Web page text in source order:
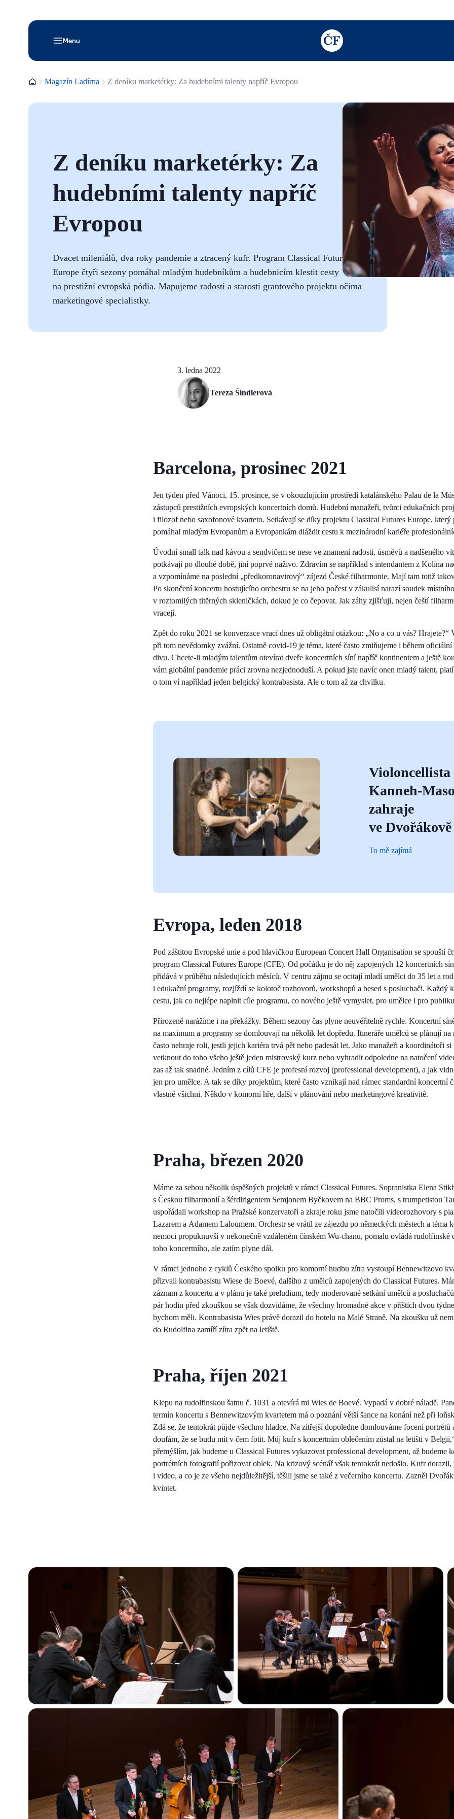
Menu
TODO: Add description for reader
Domovská stránka
Magazín Ladírna Z deníku marketérky: Za hudebními talenty napříč Evropou
Z deníku marketérky: Za
hudebními talenty napříč
Evropou
Dvacet mileniálů, dva roky pandemie a ztracený kufr. Program Classical Futures
Europe čtyři sezony pomáhal mladým hudebníkům a hudebnicím klestit cesty
na prestižní evropská pódia. Mapujeme radosti a starosti grantového projektu očima
marketingové specialistky.
3. ledna 2022
Tereza Šindlerová
Barcelona, prosinec 2021
Jen týden před Vánoci, 15. prosince, se v okouzlujícím prostředí katalánského Palau de la
zástupců prestižních evropských koncertních domů. Hudební manažeři, tvůrci edukačních
i filozof nebo saxofonové kvarteto. Setkávají se díky projektu Classical Futures Europe,
pomáhal mladým Evropanům a Evropankám dláždit cestu k mezinárodní kariéře
Úvodní small talk nad kávou a sendvičem se nese ve znamení radosti, úsměvů a nadšeného
potkávají po dlouhé době, jiní poprvé naživo. Zdravím se například s intendantem z Kolína
a vzpomínáme na poslední „předkoronavirový“ zájezd České filharmonie. Mají tam totiž
Po skončení koncertu hostujícího orchestru se na jeho počest v zákulisí narazí soudek
v roztomilých titěrných skleničkách, dokud je co čepovat. Jak záhy zjišťuji, nejen čeští
vracejí.
Zpět do roku 2021 se konverzace vrací dnes už obligátní otázkou: „No a co u vás? Hrajete?“
při tom nevědomky zvážní. Ostatně covid-19 je téma, které často zmiňujeme i během
divu. Chcete-li mladým talentům otevírat dveře koncertních síní napříč kontinentem a ještě
vám globální pandemie práci zrovna nezjednoduší. A pokud jste navíc onen mladý talent,
o tom ví například jeden belgický kontrabasista. Ale o tom až za chvilku.
Violoncellista
Kanneh-
zahraje
ve
To mě zajímá
Evropa, leden 2018
Pod záštitou Evropské unie a pod hlavičkou European Concert Hall Organisation se spouští
program Classical Futures Europe (CFE). Od počátku je do něj zapojených 12 koncertních
přidává v průběhu následujících měsíců. V centru zájmu se ocitají mladí umělci do 35 let a
i edukační programy, rozjíždí se kolotoč rozhovorů, workshopů a besed s posluchači. Každý
cestu, jak co nejlépe naplnit cíle programu, co nového ještě vymyslet, pro umělce i pro
Přirozeně narážíme i na překážky. Během sezony čas plyne neuvěřitelně rychle. Koncertní
na maximum a programy se domlouvají na několik let dopředu. Itineráře umělců se plánují
často nehraje roli, jestli jejich kariéra trvá pět nebo padesát let. Jako manažeři a koordinátoři
vetknout do toho všeho ještě jeden mistrovský kurz nebo vyhradit odpoledne na natočení
zas až tak snadné. Jedním z cílů CFE je profesní rozvoj (professional development), a jak
jen pro umělce. A tak se díky projektům, které často vznikají nad rámec standardní koncertní
vlastně všichni. Někdo v komorní hře, další v plánování nebo marketingové kreativitě.
Praha, březen 2020
Máme za sebou několik úspěšných projektů v rámci Classical Futures. Sopranistka Elena
s Českou filharmonií a šéfdirigentem Semjonem Byčkovem na BBC Proms, s trumpetistou
uspořádali workshop na Pražské konzervatoři a zkraje roku jsme natočili videorozhovory s
Lazarem a Adamem Laloumem. Orchestr se vrátil ze zájezdu po německých městech a téma
nemoci propuknuvší v nekonečně vzdáleném čínském Wu-chanu, pomalu ovládá rudolfinské
toho koncertního, ale zatím plyne dál.
V rámci jednoho z cyklů Českého spolku pro komorní hudbu zítra vystoupí Bennewitzovo
přizvali kontrabasistu Wiese de Boevé, dalšího z umělců zapojených do Classical Futures.
záznam z koncertu a v plánu je také preludium, tedy moderované setkání umělců a
pár hodin před zkouškou se však dozvídáme, že všechny hromadné akce v příštích dvou
bychom měli. Kontrabasista Wies právě dorazil do hotelu na Malé Straně. Na zkoušku už
do Rudolfina zamíří zítra zpět na letiště.
Praha, říjen 2021
Klepu na rudolfinskou šatnu č. 1031 a otevírá mi Wies de Boevé. Vypadá v dobré náladě.
termín koncertu s Bennewitzovým kvartetem má o poznání větší šance na konání než při
Zdá se, že tentokrát půjde všechno hladce. Na zítřejší dopoledne domlouváme focení portrétů
doufám, že se budu mít v čem fotit. Můj kufr s koncertním oblečením zůstal na letišti v
přemýšlím, jak budeme u Classical Futures vykazovat professional development, až budeme
portrétních fotografií pořizovat oblek. Na krizový scénář však tentokrát nedošlo. Kufr
i video, a co je ze všeho nejdůležitější, těšili jsme se také z večerního koncertu. Zazněl
kvintet.